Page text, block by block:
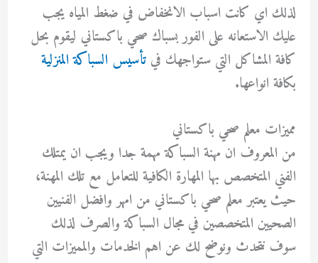
لذلك اي كانت اسباب الانخفاض في ضغط المياه يجب
عليك الاستعانه على الفور بسباك صحي باكستاني ليقوم بحل
كافة المشاكل التي ستواجهك في تأسيس السباكة المنزلية
بكافة انواعها.
مميزات معلم صحي باكستاني
من المعروف ان مهنة السباكة مهمة جدا ويجب ان يمتلك
الفني المتخصص بها المهارة الكافية للتعامل مع تلك المهنة،
حيث يعتبر معلم صحي باكستاني من امهر وافضل الفنيين
الصحيين المتخصصين في مجال السباكة والصرف لذلك
سوف نتحدث ونوضح لك عن اهم الخدمات والمميزات التي